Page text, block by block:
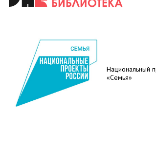
Национальный
«Семья»